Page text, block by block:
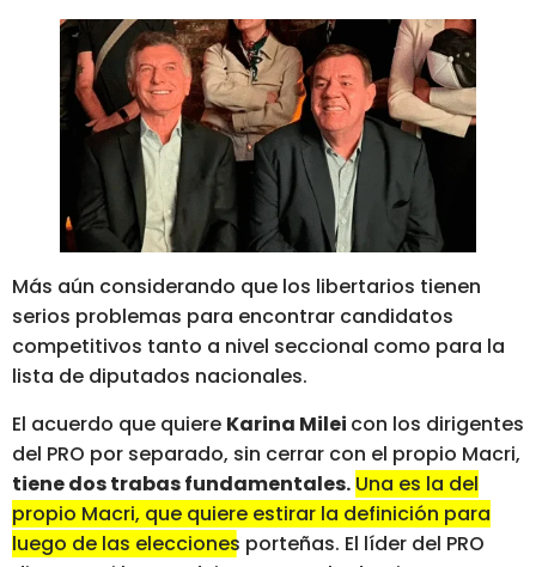
Más aún considerando que los libertarios tienen
serios problemas para encontrar candidatos
competitivos tanto a nivel seccional como para la
lista de diputados nacionales.
El acuerdo que quiere Karina Milei con los dirigentes
del PRO por separado, sin cerrar con el propio Macri,
tiene dos trabas fundamentales. Una es la del
propio Macri, que quiere estirar la definición para
luego de las elecciones porteñas. El líder del PRO